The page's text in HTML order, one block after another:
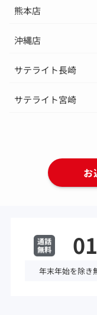
熊本店
沖縄店
サテライト長崎
サテライト宮崎
お
年末年始を除き